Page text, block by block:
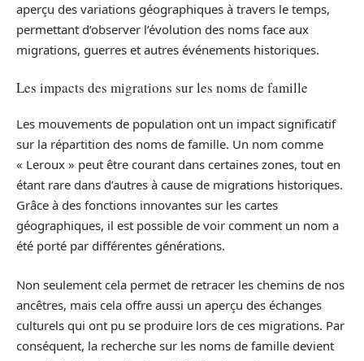
aperçu des variations géographiques à travers le temps,
permettant d’observer l’évolution des noms face aux
migrations, guerres et autres événements historiques.
Les impacts des migrations sur les noms de famille
Les mouvements de population ont un impact significatif
sur la répartition des noms de famille. Un nom comme
« Leroux » peut être courant dans certaines zones, tout en
étant rare dans d’autres à cause de migrations historiques.
Grâce à des fonctions innovantes sur les cartes
géographiques, il est possible de voir comment un nom a
été porté par différentes générations.
Non seulement cela permet de retracer les chemins de nos
ancêtres, mais cela offre aussi un aperçu des échanges
culturels qui ont pu se produire lors de ces migrations. Par
conséquent, la recherche sur les noms de famille devient